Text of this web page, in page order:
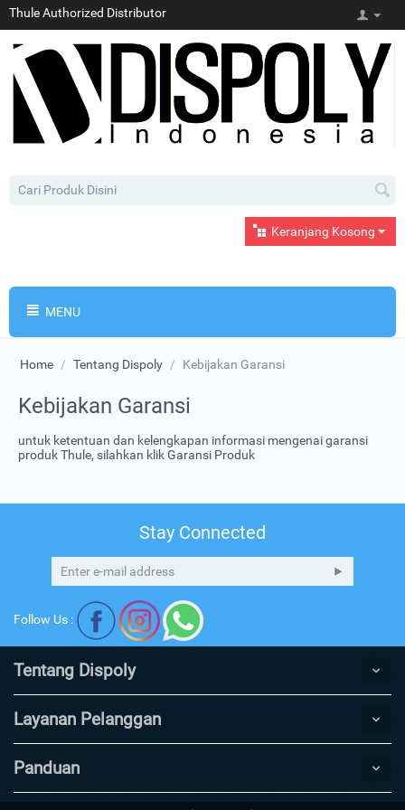
Thule Authorized Distributor
Keranjang Kosong
MENU
Home / Tentang Dispoly / Kebijakan Garansi
Kebijakan Garansi
untuk ketentuan dan kelengkapan informasi mengenai garansi
produk Thule, silahkan klikGaransi Produk
Stay Connected
Follow Us :
Tentang Dispoly
Layanan Pelanggan
Panduan